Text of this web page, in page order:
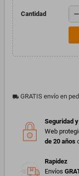
Cantidad remove
local_shipping GRATIS envío en
Seguridad
Web
de 20 años
Rapidez
Envíos